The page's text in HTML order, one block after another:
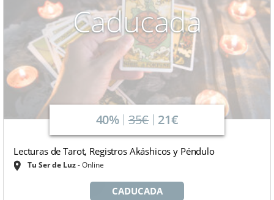
Caducada
40% 35€ 21€
Lecturas de Tarot, Registros Akáshicos y Péndulo
Tu Ser de Luz Online
CADUCADA